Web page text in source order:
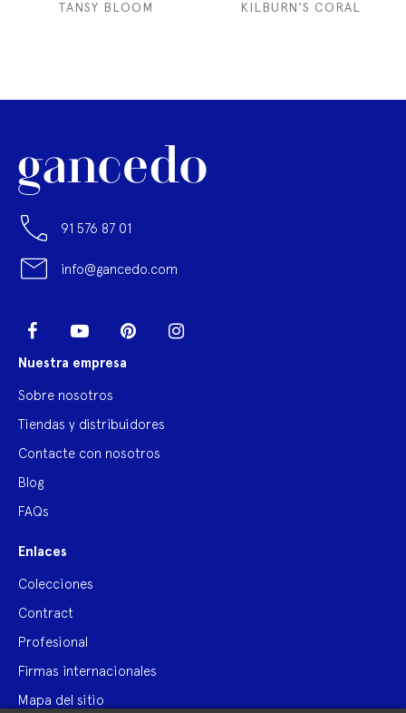
TANSY BLOOM KILBURN'S CORAL
91 576 87 01
info@gancedo.com
Facebook YouTube Pinterest
Nuestra empresa
Sobre nosotros
Tiendas y distribuidores
Contacte con nosotros
Blog
FAQs
Enlaces
Colecciones
Contract
Profesional
Firmas internacionales
Mapa del sitio